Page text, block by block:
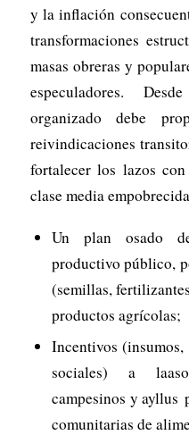
y la inflación
transformaciones
masas obreras y
especuladores.
organizado debe
reivindicaciones
fortalecer los lazos
clase media
Un plan osado
productivo público,
(semillas,
productos agrícolas;
Incentivos
sociales) a
campesinos y ayllus
comunitarias de